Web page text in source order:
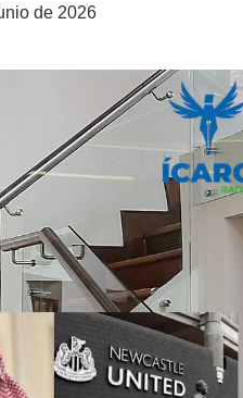
de 2026